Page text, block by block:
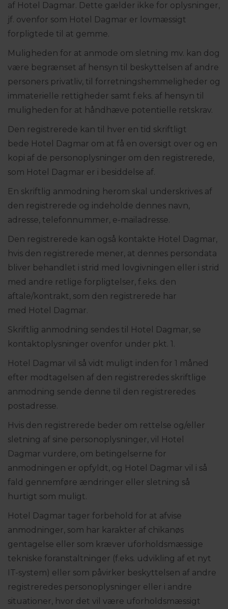
af Hotel Dagmar. Dette gælder ikke for oplysninger,
jf. ovenfor som Hotel Dagmar er lovmæssigt
forpligtede til at gemme.
Muligheden for at anmode om sletning mv. kan dog
være begrænset af hensyn til beskyttelsen af andre
personers privatliv, til forretningshemmeligheder og
immaterielle rettigheder samt f.eks. af hensyn til
muligheden for at håndhæve potentielle retskrav.
Den registrerede kan til hver en tid skriftligt
bede Hotel Dagmar om at få en oversigt over og en
kopi af de personoplysninger om den registrerede,
som Hotel Dagmar er i besiddelse af.
En skriftlig anmodning herom skal underskrives af
den registrerede og indeholde dennes navn,
adresse, telefonnummer, e-mailadresse.
Den registrerede kan også kontakte Hotel Dagmar,
hvis den registrerede mener, at dennes persondata
bliver behandlet i strid med lovgivningen eller i strid
med andre retlige forpligtelser, f.eks. den
aftale/kontrakt, som den registrerede har
med Hotel Dagmar.
Skriftlig anmodning sendes til Hotel Dagmar, se
kontaktoplysninger ovenfor under pkt. 1.
Hotel Dagmar vil så vidt muligt inden for 1 måned
efter modtagelsen af den registreredes skriftlige
anmodning sende denne til den registreredes
postadresse.
Hvis den registrerede beder om rettelse og/eller
sletning af sine personoplysninger, vil Hotel
Dagmar vurdere, om betingelserne for
anmodningen er opfyldt, og Hotel Dagmar vil i så
fald gennemføre ændringer eller sletning så
hurtigt som muligt.
Hotel Dagmar tager forbehold for at afvise
anmodninger, som har karakter af chikanøs
gentagelse eller som kræver uforholdsmæssige
tekniske foranstaltninger (f.eks. udvikling af et nyt
IT-system) eller som påvirker beskyttelsen af andre
registreredes personoplysninger eller i andre
situationer, hvor det vil være uforholdsmæssigt